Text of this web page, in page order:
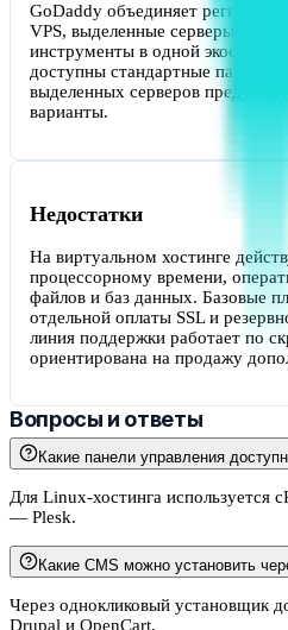
GoDaddy объединяет
VPS, выделенные серверы,
инструменты в одной
доступны стандартные панели
выделенных серверов
варианты.
Недостатки
На виртуальном хостинге
процессорному времени,
файлов и баз данных. Базовые
отдельной оплаты SSL и
линия поддержки работает по
ориентирована на продажу
Вопросы и ответы
Какие панели управления
Для Linux-хостинга используется
— Plesk.
Какие CMS можно установить
Через однокликовый установщик
Drupal и OpenCart.